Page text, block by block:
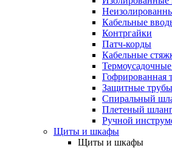
Кабельные
Контргайки
Патч-корды
Кабельные
Гофрированная
Защитные трубы
Спиральный
Плетеный
Ручной
Щиты и шкафы
Щиты и шкафы